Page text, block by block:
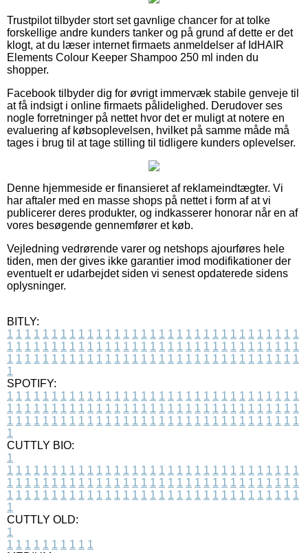
Trustpilot tilbyder stort set gavnlige chancer for at tolke
forskellige andre kunders tanker og på grund af dette er det
klogt, at du læser internet firmaets anmeldelser af IdHAIR
Elements Colour Keeper Shampoo 250 ml inden du
shopper.
Facebook tilbyder dig for øvrigt immervæk stabile genveje til
at få indsigt i online firmaets pålidelighed. Derudover ses
nogle forretninger på nettet hvor det er muligt at notere en
evaluering af købsoplevelsen, hvilket på samme måde må
tages i brug til at tage stilling til tidligere kunders oplevelser.
Denne hjemmeside er finansieret af reklameindtægter. Vi
har aftaler med en masse shops på nettet i form af at vi
publicerer deres produkter, og indkasserer honorar når en af
vores besøgende gennemfører et køb.
Vejledning vedrørende varer og netshops ajourføres hele
tiden, men der gives ikke garantier imod modifikationer der
eventuelt er udarbejdet siden vi senest opdaterede sidens
oplysninger.
BITLY:
1 1 1 1 1 1 1 1 1 1 1 1 1 1 1 1 1 1 1 1 1 1 1 1 1 1 1 1 1 1 1 1 1
1 1 1 1 1 1 1 1 1 1 1 1 1 1 1 1 1 1 1 1 1 1 1 1 1 1 1 1 1 1 1 1 1
1 1 1 1 1 1 1 1 1 1 1 1 1 1 1 1 1 1 1 1 1 1 1 1 1 1 1 1 1 1 1 1 1
1
SPOTIFY:
1 1 1 1 1 1 1 1 1 1 1 1 1 1 1 1 1 1 1 1 1 1 1 1 1 1 1 1 1 1 1 1 1
1 1 1 1 1 1 1 1 1 1 1 1 1 1 1 1 1 1 1 1 1 1 1 1 1 1 1 1 1 1 1 1 1
1 1 1 1 1 1 1 1 1 1 1 1 1 1 1 1 1 1 1 1 1 1 1 1 1 1 1 1 1 1 1 1 1
1
CUTTLY BIO:
1
1 1 1 1 1 1 1 1 1 1 1 1 1 1 1 1 1 1 1 1 1 1 1 1 1 1 1 1 1 1 1 1 1
1 1 1 1 1 1 1 1 1 1 1 1 1 1 1 1 1 1 1 1 1 1 1 1 1 1 1 1 1 1 1 1 1
1 1 1 1 1 1 1 1 1 1 1 1 1 1 1 1 1 1 1 1 1 1 1 1 1 1 1 1 1 1 1 1 1
1
CUTTLY OLD:
1
1 1 1 1 1 1 1 1 1 1